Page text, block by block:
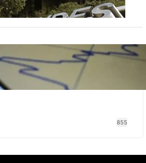
mais de 6 mil responsáveis com
irregulares; Nordeste e Sudeste
maioria dos nomes
855